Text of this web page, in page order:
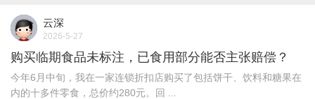
云深
2026-5-27
购买临期食品未标注，已食用部分能否主张赔偿？
今年6月中旬，我在一家连锁折扣店购买了包括饼干、饮料和糖果在
内的十多件零食，总价约280元。回 ...